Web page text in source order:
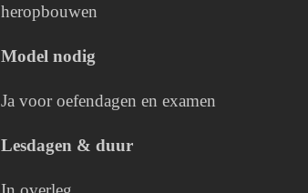
heropbouwen
Model nodig
Ja voor oefendagen en examen
Lesdagen & duur